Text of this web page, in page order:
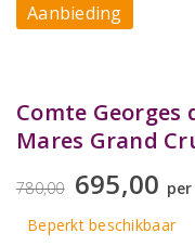
Aanbieding
Comte Georges
Mares Grand
780,00 695,00
Beperkt beschikbaar